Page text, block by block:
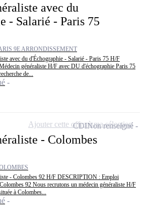
avec du
- Salarié - Paris 75
9E ARRONDISSEMENT
avec du d'Échographie - Salarié - Paris 75 H/F
généraliste H/F avec DU d'échographie Paris 75
de...
- Colombes
- Colombes 92 H/F DESCRIPTION : Emploi
92 Nous recrutons un médecin généraliste H/F
à Colombes...
CDINon renseigné
Ajouter cette offre à ma sélection